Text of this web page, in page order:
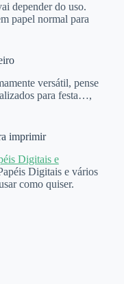
depender do uso.
papel normal para
versátil, pense
para festa…,
imprimir
Digitais e
Digitais e vários
como quiser.